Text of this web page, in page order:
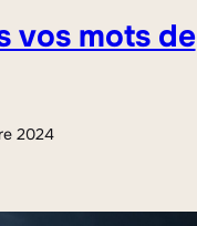
vos mots de
2024